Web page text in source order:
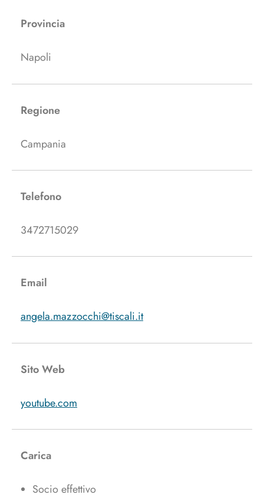
Provincia
Napoli
Regione
Campania
Telefono
3472715029
Email
angela.mazzocchi@tiscali.it
Sito Web
youtube.com
Carica
Socio effettivo